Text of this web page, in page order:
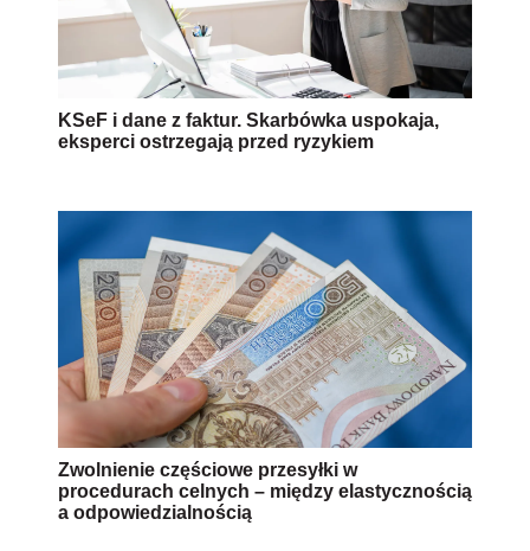
KSeF i dane z faktur. Skarbówka uspokaja,
eksperci ostrzegają przed ryzykiem
Zwolnienie częściowe przesyłki w
procedurach celnych – między elastycznością
a odpowiedzialnością